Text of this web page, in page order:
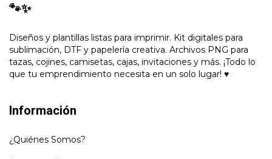
🐾✨
Diseños y plantillas listas para imprimir. Kit digitales para
sublimación, DTF y papelería creativa. Archivos PNG para
tazas, cojines, camisetas, cajas, invitaciones y más. ¡Todo lo
que tu emprendimiento necesita en un solo lugar! ♥
Información
¿Quiénes Somos?